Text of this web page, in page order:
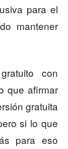
para el
mantener
con
que afirmar
gratuita
si lo que
para eso